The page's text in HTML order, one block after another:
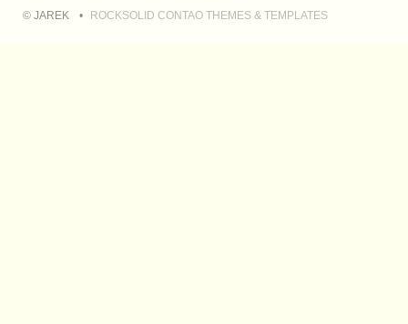
© JAREK
ROCKSOLID CONTAO THEMES & TEMPLATES